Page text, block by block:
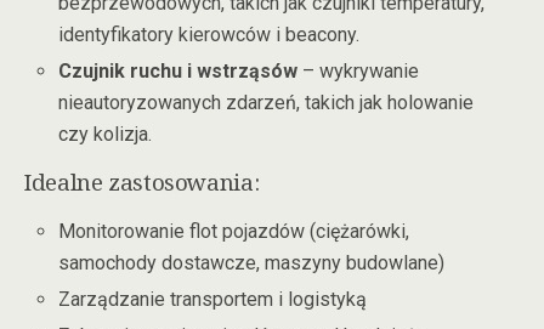
identyfikatory kierowców i beacony.
Czujnik ruchu i wstrząsów – wykrywanie
nieautoryzowanych zdarzeń, takich jak holowanie
czy kolizja.
Idealne zastosowania:
Monitorowanie flot pojazdów (ciężarówki,
samochody dostawcze, maszyny budowlane)
Zarządzanie transportem i logistyką